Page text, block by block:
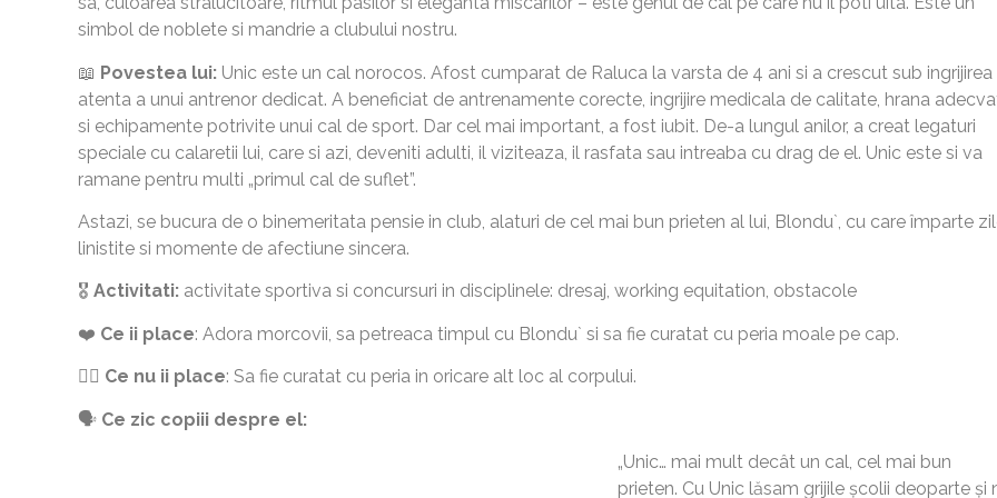
simbol de noblete si mandrie a clubului nostru.
📖 Povestea lui: Unic este un cal norocos. Afost cumparat de Raluca la varsta de 4 ani si a crescut sub ingrijirea
atenta a unui antrenor dedicat. A beneficiat de antrenamente corecte, ingrijire medicala de calitate, hrana
si echipamente potrivite unui cal de sport. Dar cel mai important, a fost iubit. De-a lungul anilor, a creat legaturi
speciale cu calaretii lui, care si azi, deveniti adulti, il viziteaza, il rasfata sau intreaba cu drag de el. Unic este si va
ramane pentru multi „primul cal de suflet”.
Astazi, se bucura de o binemeritata pensie in club, alaturi de cel mai bun prieten al lui, Blondu`, cu care împarte
linistite si momente de afectiune sincera.
🎖️ Activitati: activitate sportiva si concursuri in disciplinele: dresaj, working equitation, obstacole
❤️ Ce ii place: Adora morcovii, sa petreaca timpul cu Blondu` si sa fie curatat cu peria moale pe cap.
🙅‍♂️ Ce nu ii place: Sa fie curatat cu peria in oricare alt loc al corpului.
🗣️ Ce zic copiii despre el:
„Unic… mai mult decât un cal, cel mai bun
prieten. Cu Unic lăsam grijile școlii deoparte și